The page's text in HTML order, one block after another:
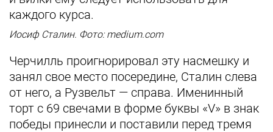
каждого курса.
Иосиф Сталин. Фото: medium.com
Черчилль проигнорировал эту насмешку и
занял свое место посередине, Сталин слева
от него, а Рузвельт — справа. Именинный
торт с 69 свечами в форме буквы «V» в знак
победы принесли и поставили перед тремя